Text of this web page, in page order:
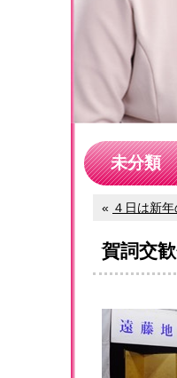
未分類
« ４日は新
賀詞交